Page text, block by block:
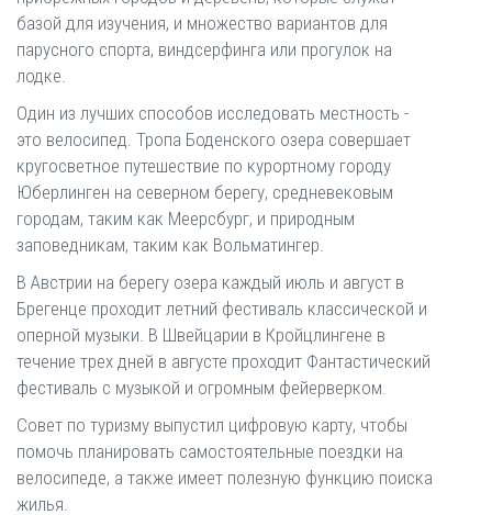
базой для изучения, и множество вариантов для
парусного спорта, виндсерфинга или прогулок на
лодке.
Один из лучших способов исследовать местность -
это велосипед. Тропа Боденского озера совершает
кругосветное путешествие по курортному городу
Юберлинген на северном берегу, средневековым
городам, таким как Меерсбург, и природным
заповедникам, таким как Вольматингер.
В Австрии на берегу озера каждый июль и август в
Брегенце проходит летний фестиваль классической и
оперной музыки. В Швейцарии в Кройцлингене в
течение трех дней в августе проходит Фантастический
фестиваль с музыкой и огромным фейерверком.
Совет по туризму выпустил цифровую карту, чтобы
помочь планировать самостоятельные поездки на
велосипеде, а также имеет полезную функцию поиска
жилья.